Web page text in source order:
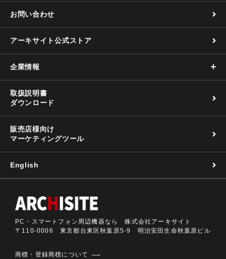
お問い合わせ
アーキサイト公式ストア
企業情報
取扱説明書
ダウンロード
販売店様向け
マーケティングツール
English
PC・スマートフォン周辺機器なら 株式会社アーキサイト
〒110-0006 東京都台東区秋葉原5-9 明治安田生命秋葉原ビル
商標・登録商標について